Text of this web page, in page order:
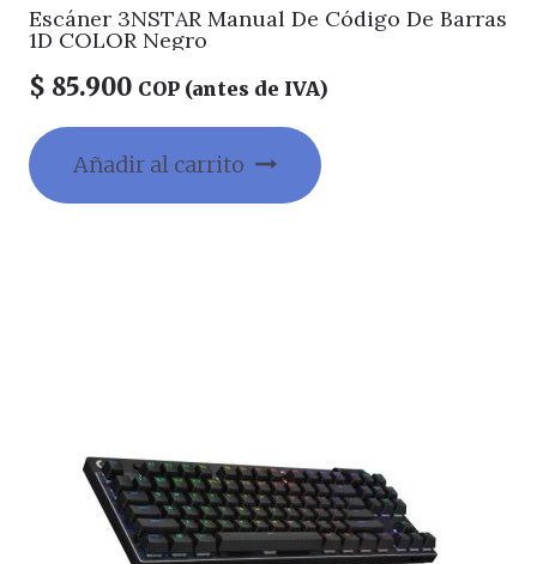
Escáner 3NSTAR Manual De Código De Barras
1D COLOR Negro
$ 85.900 COP (antes de IVA)
Añadir al carrito